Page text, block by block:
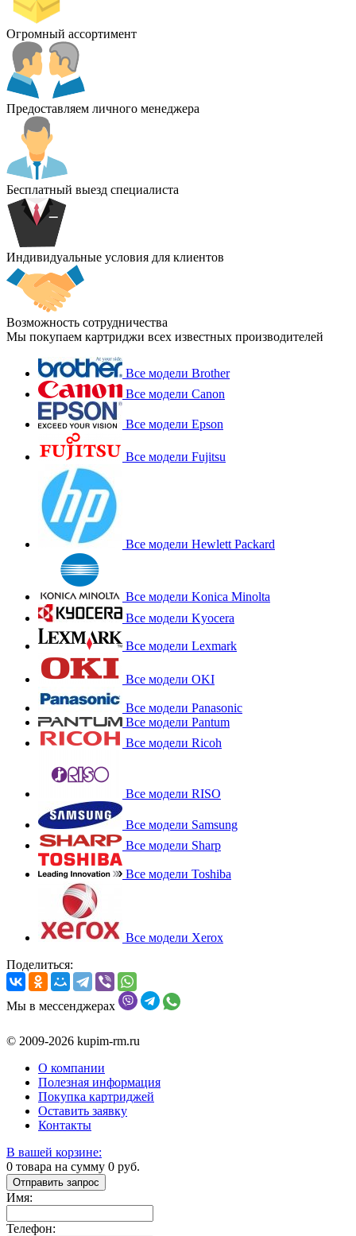
Огромный ассортимент
Предоставляем личного менеджера
Бесплатный выезд специалиста
Индивидуальные условия для клиентов
Возможность сотрудничества
Мы покупаем картриджи всех известных производителей
Все модели Brother
Все модели Canon
Все модели Epson
Все модели Fujitsu
Все модели Hewlett Packard
Все модели Konica Minolta
Все модели Kyocera
Все модели Lexmark
Все модели OKI
Все модели Panasonic
Все модели Pantum
Все модели Ricoh
Все модели RISO
Все модели Samsung
Все модели Sharp
Все модели Toshiba
Все модели Xerox
Поделиться:
Мы в мессенджерах
© 2009-2026 kupim-rm.ru
О компании
Полезная информация
Покупка картриджей
Оставить заявку
Контакты
В вашей корзине:
0 товара на сумму 0 руб.
Отправить запрос
Имя:
Телефон: